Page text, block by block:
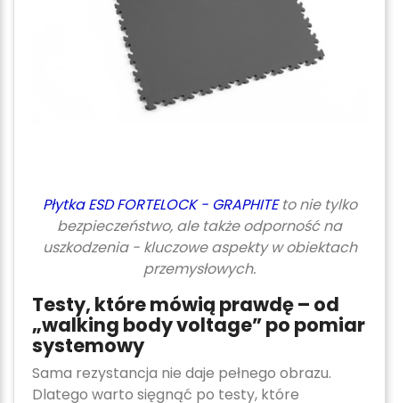
Płytka ESD FORTELOCK - GRAPHITEto nie tylko
bezpieczeństwo, ale także odporność na
uszkodzenia - kluczowe aspekty w obiektach
przemysłowych.
Testy, które mówią prawdę – od
„walking body voltage” po pomiar
systemowy
Sama rezystancja nie daje pełnego obrazu.
Dlatego warto sięgnąć po testy, które